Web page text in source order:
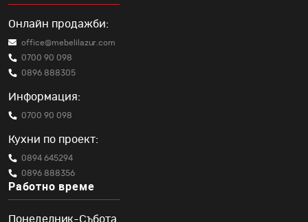
Онлайн продажби:
office@mebelilazur.com
0700 90 098
0896 888305
Информация:
0700 90 098
Кухни по проект:
0894 645294
0896 888356
Работно време
Понеделник-Събота